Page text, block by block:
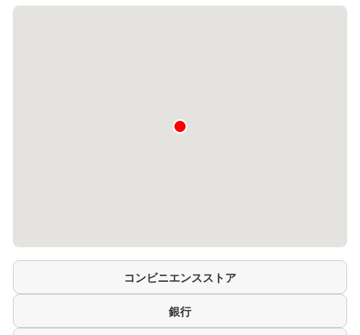
コンビニエンスストア
銀行